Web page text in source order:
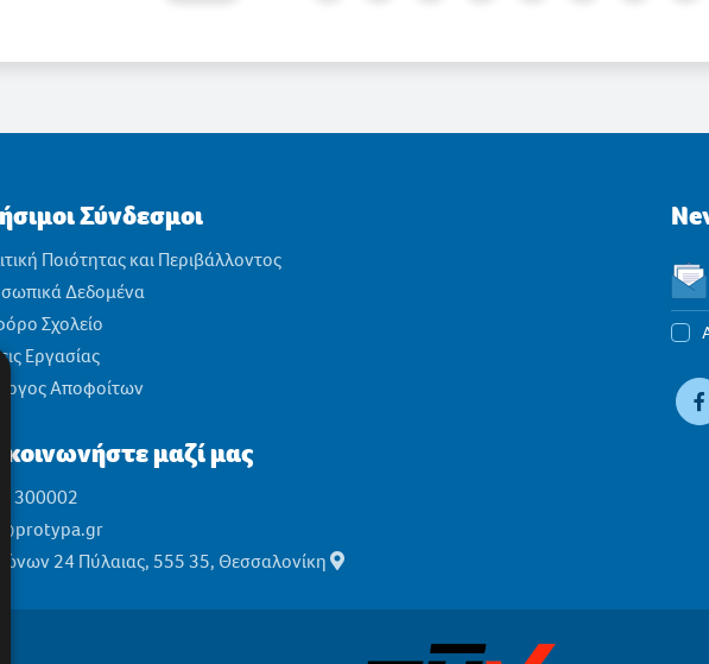
Σύνδεσμοι
Ποιότητας και Περιβάλλοντος
Δεδομένα
Σχολείο
Εργασίας
Αποφοίτων
μαζί μας
300002
24 Πύλαιας, 555 35, Θεσσαλονίκη